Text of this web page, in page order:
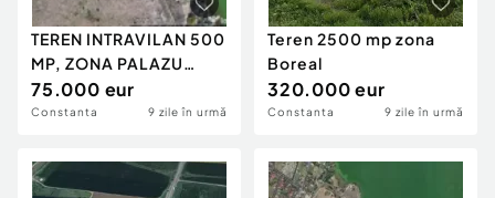
TEREN INTRAVILAN 500
MP, ZONA PALAZU
MARE
75.000 eur
Constanta 9 zile în urmă
Teren 2500 mp zona
Boreal
320.000 eur
Constanta 9 zile în urmă